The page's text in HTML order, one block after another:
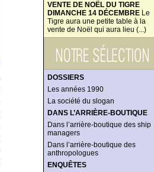
VENTE DE NOËL DU TIGRE
DIMANCHE 14 DÉCEMBRE Le
Tigre aura une petite table à la
vente de Noël qui aura lieu (...)
DOSSIERS
Les années 1990
La société du slogan
DANS L’ARRIÈRE-BOUTIQUE
Dans l’arrière-boutique des ship
managers
Dans l’arrière-boutique des
anthropologues
ENQUÊTES